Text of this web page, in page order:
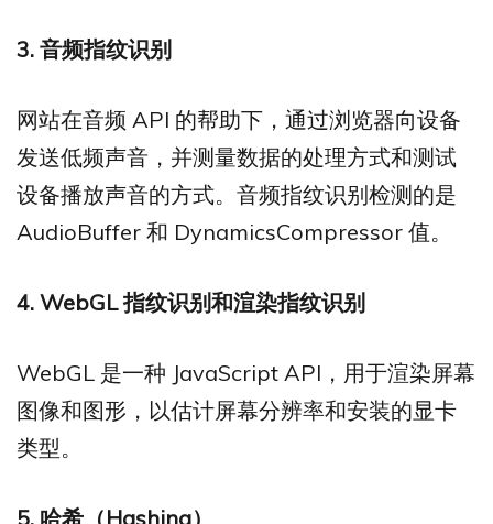
3. 音频指纹识别
网站在音频 API 的帮助下，通过浏览器向设备
发送低频声音，并测量数据的处理方式和测试
设备播放声音的方式。音频指纹识别检测的是
AudioBuffer 和 DynamicsCompressor 值。
4. WebGL指纹识别和渲染指纹识别
WebGL 是一种 JavaScript API，用于渲染屏幕
图像和图形，以估计屏幕分辨率和安装的显卡
类型。
5. 哈希（Hashing）